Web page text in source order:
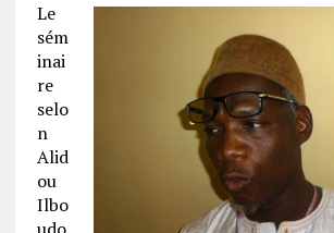
Le
sém
inai
re
selo
n
Alid
ou
Ilbo